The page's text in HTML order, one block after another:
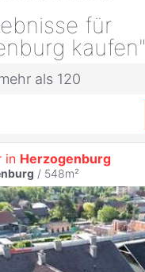
für
kaufen"
als 120
in Herzogenburg
/ 548m²